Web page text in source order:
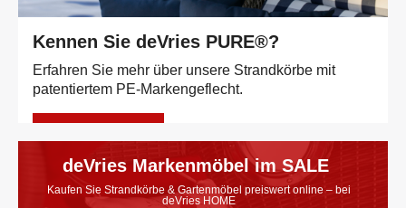
Kennen Sie deVries PURE®?
Erfahren Sie mehr über unsere Strandkörbe mit
patentiertem PE-Markengeflecht.
deVries Markenmöbel im SALE
Kaufen Sie Strandkörbe & Gartenmöbel preiswert online – bei
deVries HOME